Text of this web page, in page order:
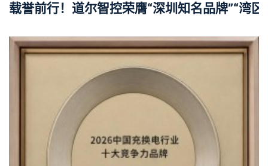
载誉前行！道尔智控荣膺“深圳知名品牌”“湾